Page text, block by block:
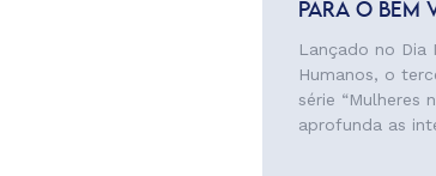
PARA O BEM
Lançado no Dia
Humanos, o
série “Mulheres
aprofunda as